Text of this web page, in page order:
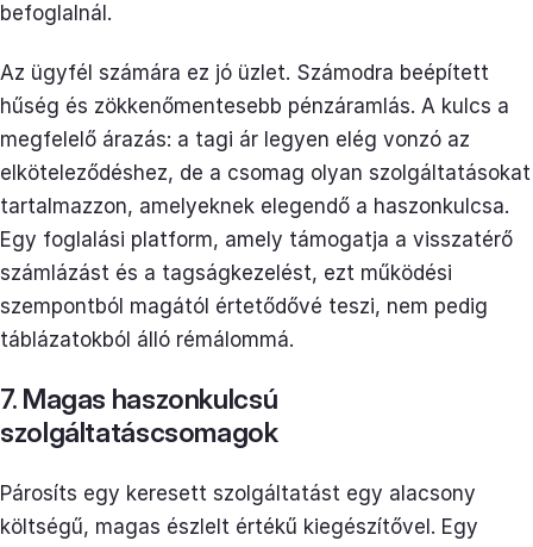
befoglalnál.
Az ügyfél számára ez jó üzlet. Számodra beépített
hűség és zökkenőmentesebb pénzáramlás. A kulcs a
megfelelő árazás: a tagi ár legyen elég vonzó az
elköteleződéshez, de a csomag olyan szolgáltatásokat
tartalmazzon, amelyeknek elegendő a haszonkulcsa.
Egy foglalási platform, amely támogatja a visszatérő
számlázást és a tagságkezelést, ezt működési
szempontból magától értetődővé teszi, nem pedig
táblázatokból álló rémálommá.
7. Magas haszonkulcsú
szolgáltatáscsomagok
Párosíts egy keresett szolgáltatást egy alacsony
költségű, magas észlelt értékű kiegészítővel. Egy